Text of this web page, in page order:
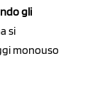
gli
si
monouso